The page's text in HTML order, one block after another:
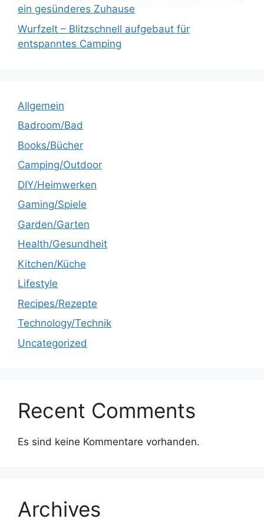
ein gesünderes Zuhause
Wurfzelt – Blitzschnell aufgebaut für
entspanntes Camping
Allgemein
Badroom/Bad
Books/Bücher
Camping/Outdoor
DIY/Heimwerken
Gaming/Spiele
Garden/Garten
Health/Gesundheit
Kitchen/Küche
Lifestyle
Recipes/Rezepte
Technology/Technik
Uncategorized
Recent Comments
Es sind keine Kommentare vorhanden.
Archives